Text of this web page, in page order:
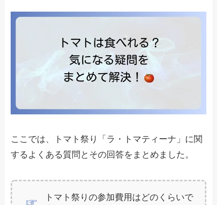
ここでは、トマト祭り「ラ・トマティーナ」に関
するよくある質問とその回答をまとめました。
トマト祭りの参加費用はどのくらいで